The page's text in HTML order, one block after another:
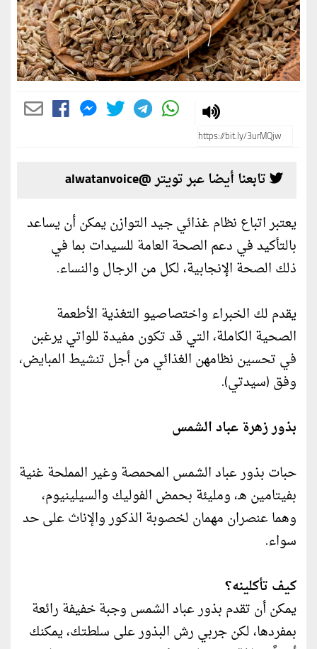
تابعنا أيضا عبر تويتر @alwatanvoice
يعتبر اتباع نظام غذائي جيد التوازن يمكن أن يساعد
بالتأكيد في دعم الصحة العامة للسيدات بما في
ذلك الصحة الإنجابية، لكل من الرجال والنساء.
يقدم لك الخبراء واختصاصيو التغذية الأطعمة
الصحية الكاملة، التي قد تكون مفيدة للواتي يرغبن
في تحسين نظامهن الغذائي من أجل تنشيط المبايض،
وفق (سيدتي).
بذور زهرة عباد الشمس
حبات بذور عباد الشمس المحمصة وغير المملحة غنية
بفيتامين هـ، ومليئة بحمض الفوليك والسيلينيوم،
وهما عنصران مهمان لخصوبة الذكور والإناث على حد
سواء.
كيف تأكلينه؟
يمكن أن تقدم بذور عباد الشمس وجبة خفيفة رائعة
بمفردها، لكن جربي رش البذور على سلطتك، يمكنك